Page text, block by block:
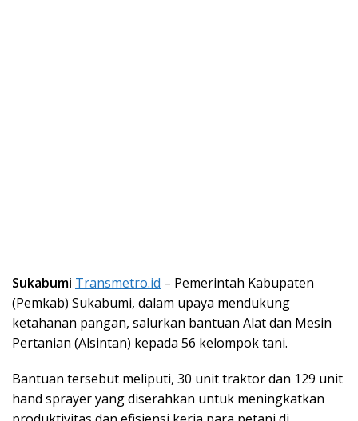
Sukabumi Transmetro.id – Pemerintah Kabupaten
(Pemkab) Sukabumi, dalam upaya mendukung
ketahanan pangan, salurkan bantuan Alat dan Mesin
Pertanian (Alsintan) kepada 56 kelompok tani.
Bantuan tersebut meliputi, 30 unit traktor dan 129 unit
hand sprayer yang diserahkan untuk meningkatkan